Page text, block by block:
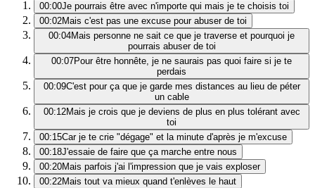
00:00Je pourrais être avec n'importe qui mais je te choisis toi
00:02Mais c'est pas une excuse pour abuser de toi
00:04Mais personne ne sait ce que je traverse et pourquoi je
pourrais abuser de toi
00:07Pour être honnête, je ne saurais pas quoi faire si je te
perdais
00:09C'est pour ça que je garde mes distances au lieu de péter
un cable
00:12Mais je crois que je deviens de plus en plus tolérant avec
toi
00:15Car je te crie "dégage" et la minute d'après je m'excuse
00:18J'essaie de faire que ça marche entre nous
00:20Mais parfois j'ai l'impression que je vais exploser
00:22Mais tout va mieux quand t'enlèves le haut